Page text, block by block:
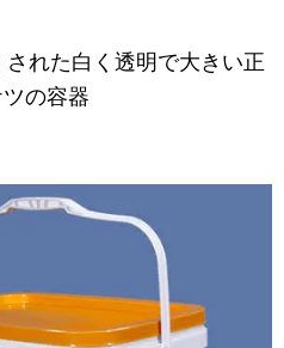
れた白く透明で大きい正
の容器